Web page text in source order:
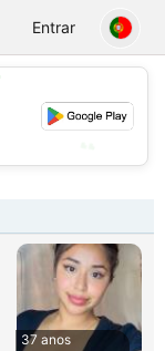
Entrar
37 anos